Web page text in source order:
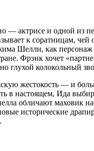
актрисе и одной из
к соратницам, чей
Шелли, как
Фрэнк хочет
глухой колокольный
жестокость — и
в настоящем, Ида
обличают
исторические